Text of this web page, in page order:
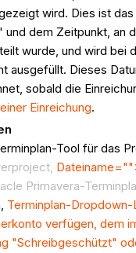
wird. Dies ist
dem Zeitpunkt, an
wurde, und wird bei
ausgefüllt. Dieses
sobald die
Einreichung.
Tool für das
Primavera-
Terminplan-Dropdown-
verfügen, dem
"Schreibgeschützt"